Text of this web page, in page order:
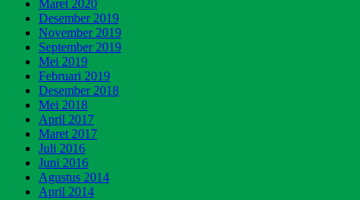
Maret 2020
Desember 2019
November 2019
September 2019
Mei 2019
Februari 2019
Desember 2018
Mei 2018
April 2017
Maret 2017
Juli 2016
Juni 2016
Agustus 2014
April 2014